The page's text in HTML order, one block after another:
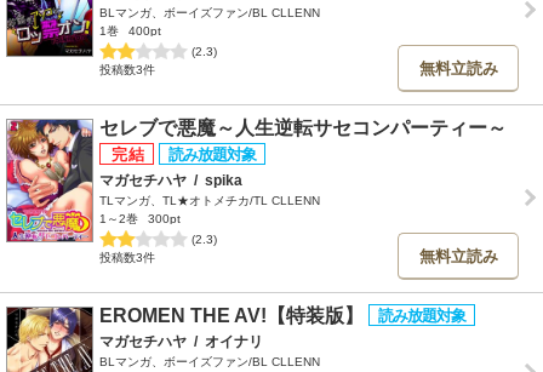
BLマンガ、ボーイズファン/BL CLLENN
1巻
400pt
(2.3)
投稿数3件
無料立読み
セレブで悪魔～人生逆転サセコンパーティー～
マガセチハヤ / spika
TLマンガ、TL★オトメチカ/TL CLLENN
1～2巻
300pt
(2.3)
投稿数3件
無料立読み
EROMEN THE AV!【特装版】
マガセチハヤ / オイナリ
BLマンガ、ボーイズファン/BL CLLENN